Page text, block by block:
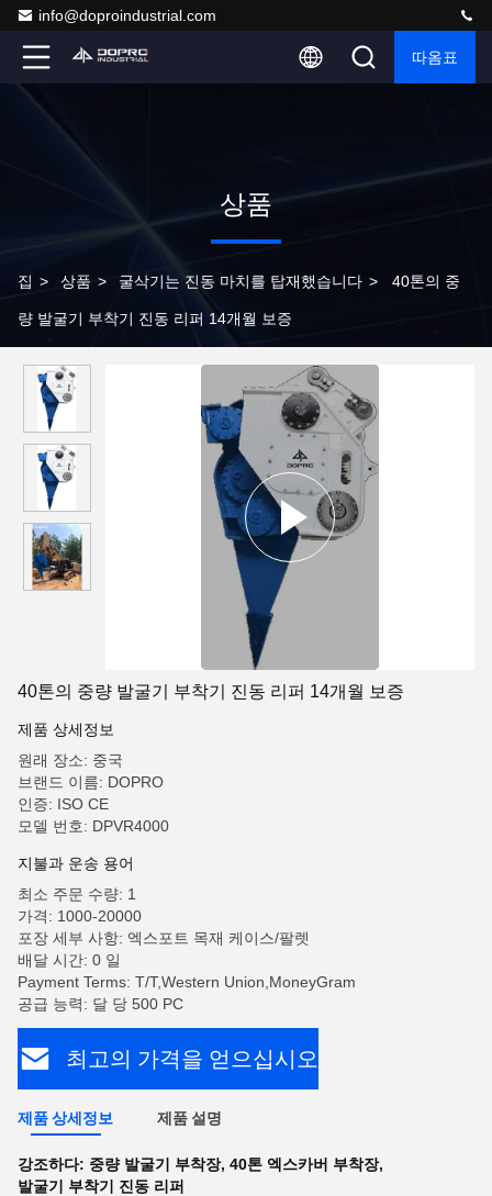
info@doproindustrial.com
따옴표
상품
집 > 상품 > 굴삭기는 진동 마치를 탑재했습니다 > 40톤의 중
량 발굴기 부착기 진동 리퍼 14개월 보증
40톤의 중량 발굴기 부착기 진동 리퍼 14개월 보증
제품 상세정보
원래 장소: 중국
브랜드 이름: DOPRO
인증: ISO CE
모델 번호: DPVR4000
지불과 운송 용어
최소 주문 수량: 1
가격: 1000-20000
포장 세부 사항: 엑스포트 목재 케이스/팔렛
배달 시간: 0 일
Payment Terms: T/T,Western Union,MoneyGram
공급 능력: 달 당 500 PC
최고의 가격을 얻으십시오
제품 상세정보 제품 설명
강조하다: 중량 발굴기 부착장, 40톤 엑스카버 부착장,
발굴기 부착기 진동 리퍼